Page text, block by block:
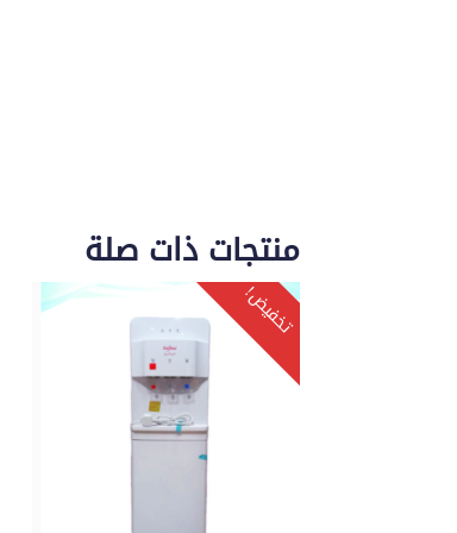
منتجات ذات صلة
تخفيض!